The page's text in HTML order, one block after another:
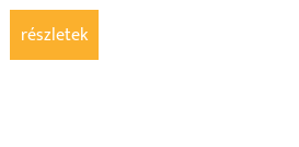
részletek